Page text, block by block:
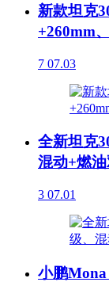
新款坦克
+260mm
7 07.03
全新坦克
混动+燃
3 07.01
小鹏